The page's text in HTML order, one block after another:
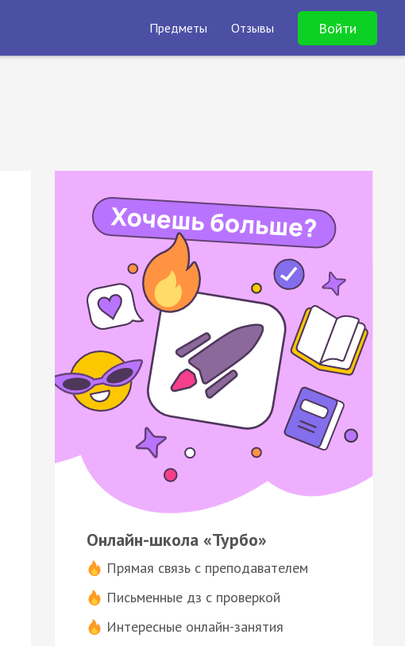
Предметы Отзывы Войти
Онлайн-школа «Турбо»
Прямая связь с преподавателем
Письменные дз с проверкой
Интересные онлайн-занятия